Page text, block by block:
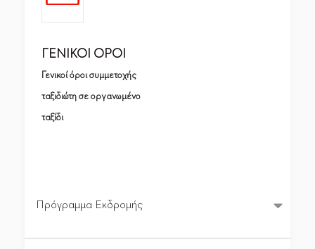
ΓΕΝΙΚΟΙ ΟΡΟΙ
Γενικοί όροι συμμετοχής
ταξιδιώτη σε οργανωμένο
ταξίδι
Πρόγραμμα Εκδρομής